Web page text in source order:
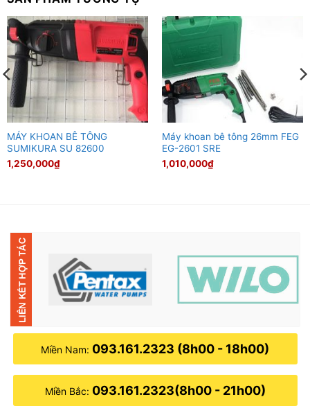
MÁY KHOAN BÊ TÔNG
SUMIKURA SU 82600
1,250,000₫
Máy khoan bê tông 26mm FEG
EG-2601 SRE
1,010,000₫
Miền Nam: 093.161.2323 (8h00 - 18h00)
Miền Bắc: 093.161.2323(8h00 - 21h00)